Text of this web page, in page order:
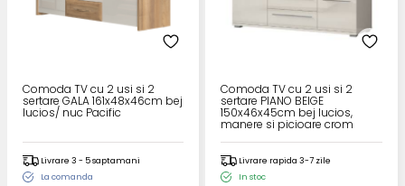
Comoda TV cu 2 usi si 2
sertare GALA 161x48x46cm bej
lucios/ nuc Pacific
Livrare 3 - 5 saptamani
La comanda
Comoda TV cu 2 usi si 2
sertare PIANO BEIGE
150x46x45cm bej lucios,
manere si picioare crom
Livrare rapida 3-7 zile
In stoc